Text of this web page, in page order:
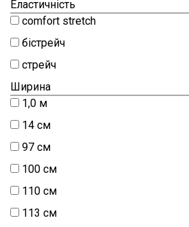
Еластичність
comfort stretch
бістрейч
стрейч
Ширина
1,0 м
14 см
97 см
100 см
110 см
113 см